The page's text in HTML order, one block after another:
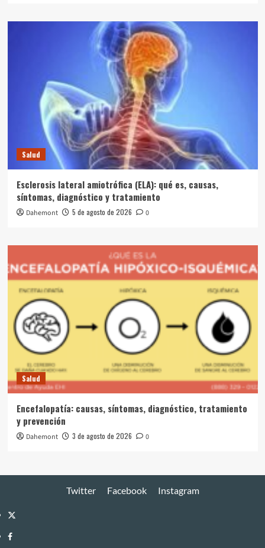
Salud
Esclerosis lateral amiotrófica (ELA): qué es, causas,
síntomas, diagnóstico y tratamiento
Dahemont 5 de agosto de 2026 0
Salud
Encefalopatía: causas, síntomas, diagnóstico, tratamiento
y prevención
Dahemont 3 de agosto de 2026 0
Twitter Facebook Instagram
Twitter
Facebook